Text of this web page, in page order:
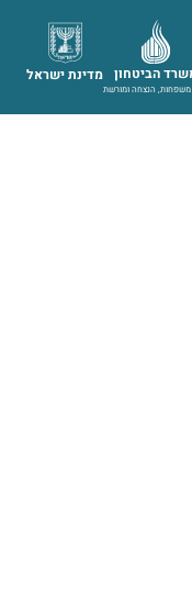
מדינת ישראל הביטחון
הנצחה ומורשת